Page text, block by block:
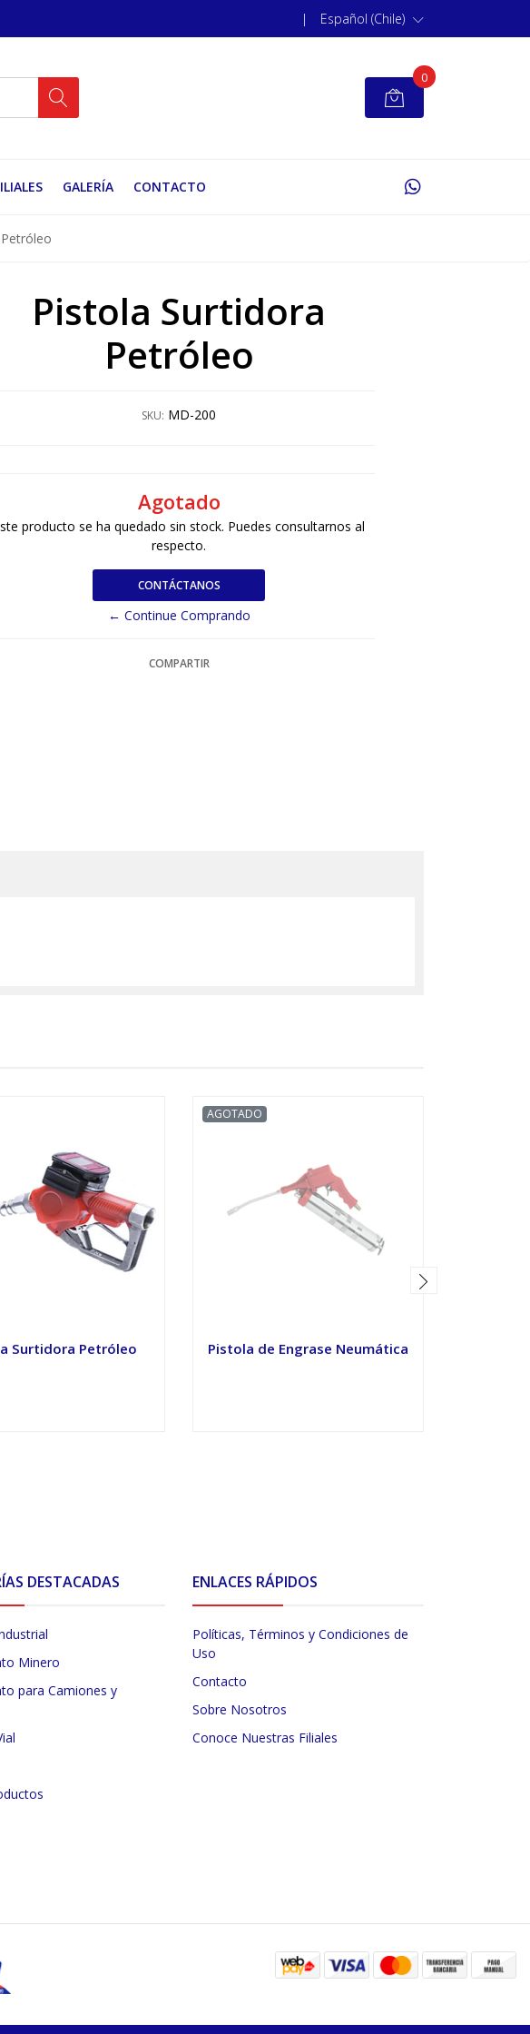
| Español (Chile)
0
GALERÍA CONTACTO
Pistola Surtidora
Petróleo
SKU: MD-200
Agotado
producto se ha quedado sin stock. Puedes consultarnos al
respecto.
CONTÁCTANOS
← Continue Comprando
COMPARTIR
Surtidora Petróleo
AGOTADO
Pistola de Engrase Neumática
DESTACADAS
Minero
para Camiones y
ENLACES RÁPIDOS
Políticas, Términos y Condiciones de
Uso
Contacto
Sobre Nosotros
Conoce Nuestras Filiales